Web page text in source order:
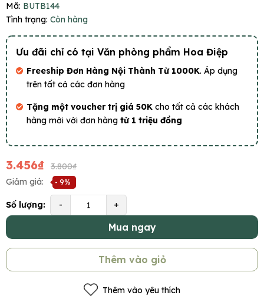
Mã: BUTB144
Tình trạng: Còn hàng
Ưu đãi chỉ có tại Văn phòng phẩm Hoa Điệp
Freeship Đơn Hàng Nội Thành Từ 1000K. Áp dụng
trên tất cả các đơn hàng
Tặng một voucher trị giá 50K cho tất cả các khách
hàng mới với đơn hàng từ 1 triệu đồng
3.456₫
3.800₫
Giảm giá:
- 9%
Số lượng: - +
Mua ngay
Thêm vào giỏ
Thêm vào yêu thích